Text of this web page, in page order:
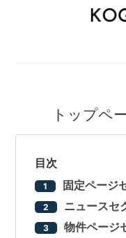
トップペ
目次
固定ページ
ニュースセ
物件ページ